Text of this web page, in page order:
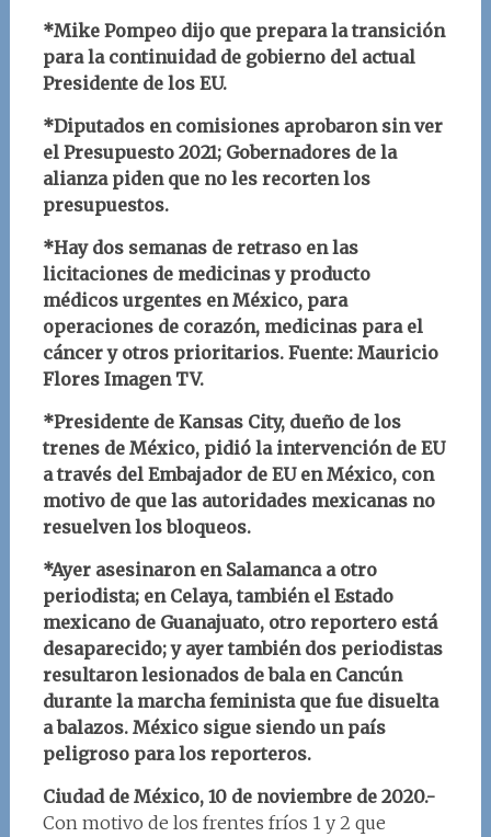
*Mike Pompeo dijo que prepara la transición
para la continuidad de gobierno del actual
Presidente de los EU.
*Diputados en comisiones aprobaron sin ver
el Presupuesto 2021; Gobernadores de la
alianza piden que no les recorten los
presupuestos.
*Hay dos semanas de retraso en las
licitaciones de medicinas y producto
médicos urgentes en México, para
operaciones de corazón, medicinas para el
cáncer y otros prioritarios. Fuente: Mauricio
Flores Imagen TV.
*Presidente de Kansas City, dueño de los
trenes de México, pidió la intervención de EU
a través del Embajador de EU en México, con
motivo de que las autoridades mexicanas no
resuelven los bloqueos.
*Ayer asesinaron en Salamanca a otro
periodista; en Celaya, también el Estado
mexicano de Guanajuato, otro reportero está
desaparecido; y ayer también dos periodistas
resultaron lesionados de bala en Cancún
durante la marcha feminista que fue disuelta
a balazos. México sigue siendo un país
peligroso para los reporteros.
Ciudad de México, 10 de noviembre de 2020.-
Con motivo de los frentes fríos 1 y 2 que